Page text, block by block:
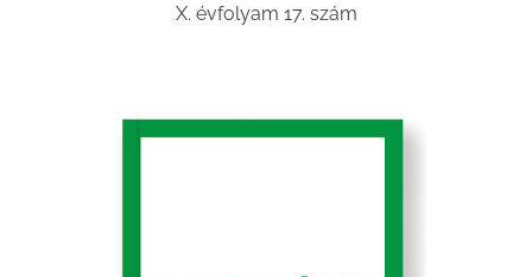
X. évfolyam 17. szám